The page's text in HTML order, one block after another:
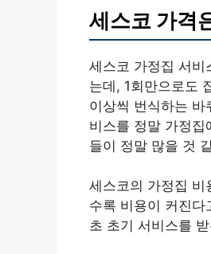
세스코 가격
세스코 가정집 서비
는데, 1회만으로도
이상씩 번식하는
비스를 정말 가정
들이 정말 많을 것
세스코의 가정집 비
수록 비용이 커진
초 초기 서비스를